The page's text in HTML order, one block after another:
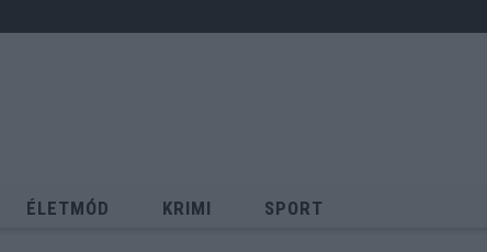
ÉLETMÓD KRIMI SPORT